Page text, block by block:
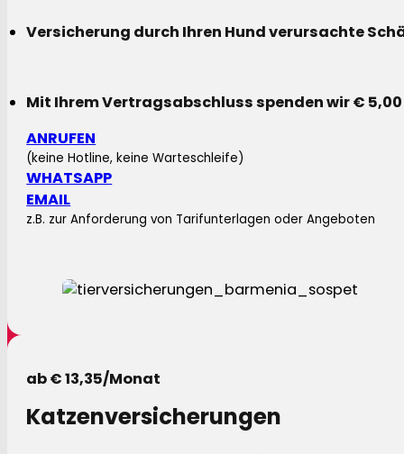
Versicherung durch Ihren Hund verursachte
Mit Ihrem Vertragsabschluss spenden wir €
ANRUFEN
(keine Hotline, keine Warteschleife)
WHATSAPP
EMAIL
z.B. zur Anforderung von Tarifunterlagen oder Angeboten
ab € 13,35/Monat
Katzenversicherungen